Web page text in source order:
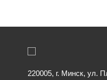
220005, г. Минск, ул.